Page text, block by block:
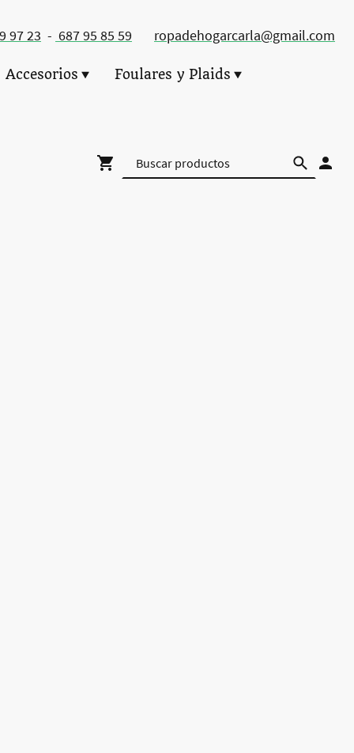
97 23 - 687 95 85 59 ropadehogarcarla@gmail.com
Accesorios Foulares y Plaids